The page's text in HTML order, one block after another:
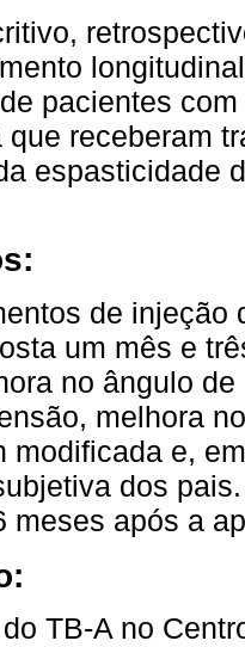
pacientes
receberam
espasticidade
de injeção
um mês e
no ângulo
melhora
modificada e,
dos
meses após a
TB-A no